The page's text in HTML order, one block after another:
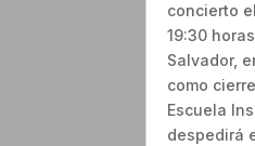
concierto
19:30
Salvador,
como
Escuela
despedirá